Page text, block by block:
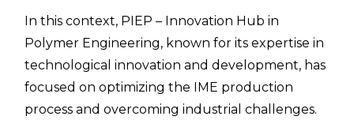
In this context, PIEP – Innovation Hub in
Polymer Engineering, known for its expertise in
technological innovation and development, has
focused on optimizing the IME production
process and overcoming industrial challenges.